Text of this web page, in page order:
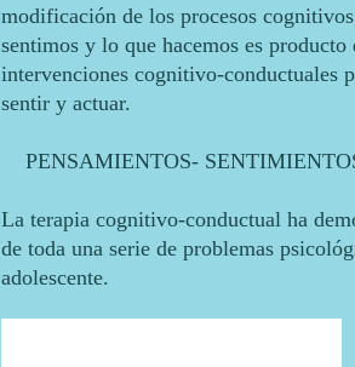
modificación de los procesos
sentimos y lo que hacemos es
intervenciones cognitivo-conductuales
sentir y actuar.
PENSAMIENTOS-
La terapia cognitivo-conductual ha
de toda una serie de problemas
adolescente.